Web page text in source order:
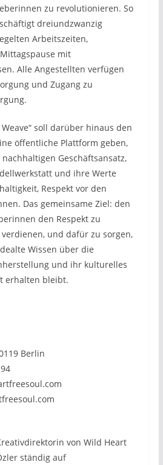
zu revolutionieren. So
dreiundzwanzig
Arbeitszeiten,
mit
Alle Angestellten verfügen
und Zugang zu
soll darüber hinaus den
öffentliche Plattform geben,
Geschäftsansatz,
und ihre Werte
Respekt vor den
Das gemeinsame Ziel: den
den Respekt zu
und dafür zu sorgen,
Wissen über die
und ihr kulturelles
erhalten bleibt.
Berlin
von Wild Heart
ständig auf